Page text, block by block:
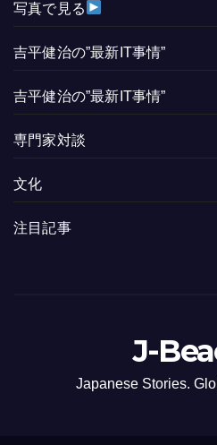
写真で見る
吉平健治の”最新IT事情”
吉平健治の”最新IT事情”
専門家対談
文化
注目記事
J-
Japanese Stories.